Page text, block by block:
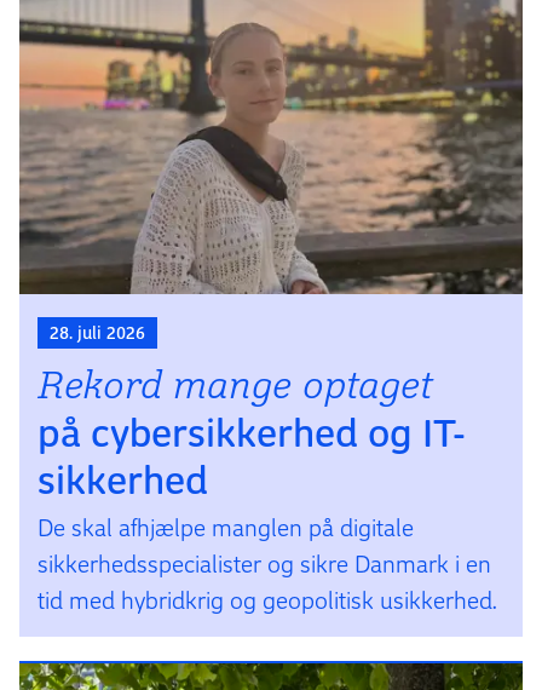
28. juli 2026
Rekord mange optaget
på cybersikkerhed og IT-
sikkerhed
De skal afhjælpe manglen på digitale
sikkerhedsspecialister og sikre Danmark i en
tid med hybridkrig og geopolitisk usikkerhed.